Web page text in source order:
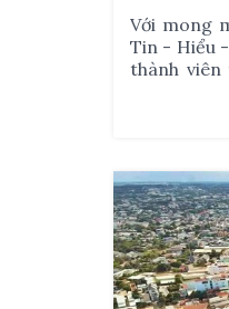
Với mong
Tin - Hiểu
thành